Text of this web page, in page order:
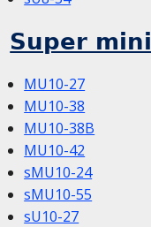
Super mini
MU10-27
MU10-38
MU10-38B
MU10-42
sMU10-24
sMU10-55
sU10-27